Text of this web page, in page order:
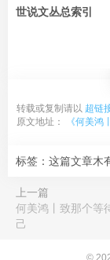
世说文丛总索引
转载或复制请以 超链
原文地址：
《何美鸿
标签：这篇文章木
上一篇
何美鸿丨致那个等
己
©